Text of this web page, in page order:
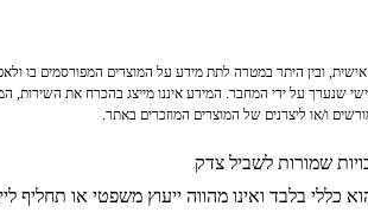
ובין היתר במטרה לתת מידע על המוצרים המפורסמים בו
שנערך על ידי המחבר. המידע איננו מייצג בהכרח את השירות,
ו/או ליצרנים של המוצרים המוזכרים באתר.
כללי בלבד ואינו מהווה ייעוץ משפטי או תחליף